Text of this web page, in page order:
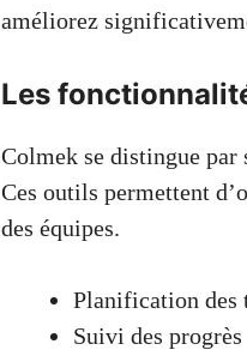
améliorez
Les
Colmek se distingue
Ces outils permettent
des équipes.
Planification des
Suivi des progrès